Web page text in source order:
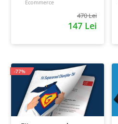
Ecommerce
470 Lei
147 Lei
-77%